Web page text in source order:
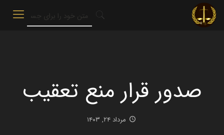
صدور قرار منع تعقیب
مرداد ۲۴, ۱۴۰۳